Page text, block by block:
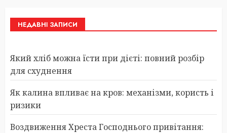
НЕДАВНІ ЗАПИСИ
Який хліб можна їсти при дієті: повний розбір
для схуднення
Як калина впливає на кров: механізми, користь і
ризики
Воздвиження Хреста Господнього привітання: